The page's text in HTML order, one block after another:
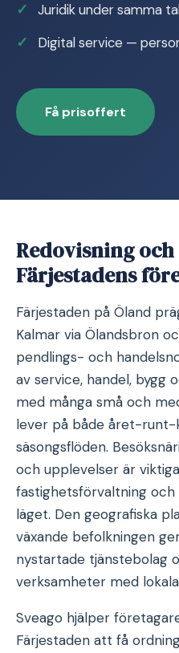
Juridik under samma
Digital service —
Få prisoffert
Redovisning
Färjestadens
Färjestaden på Öland
Kalmar via Ölandsbron
pendlings- och
av service, handel, bygg
med många små och
lever på både året-runt-
säsongsflöden.
och upplevelser är
fastighetsförvaltning
läget. Den geografiska
växande befolkningen
nystartade tjänstebolag
verksamheter med
Sveago hjälper
Färjestaden att få